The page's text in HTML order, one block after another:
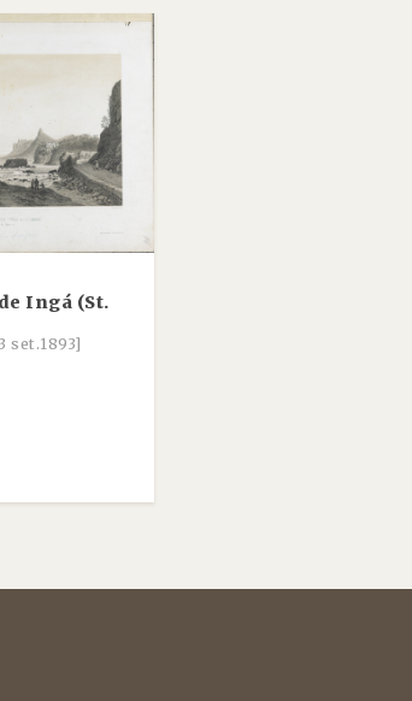
Ingá (St.
set.1893]